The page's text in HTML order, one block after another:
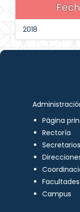
2018
Página
Rectoría
Secretarios
Facultades
Campus